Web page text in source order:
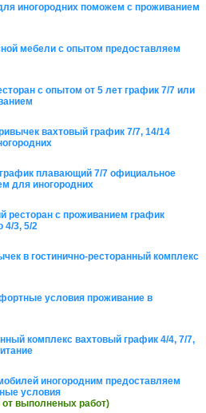
иногородних поможем с проживанием
мебели с опытом предоставляем
с опытом от 5 лет график 7/7 или
вахтовый график 7/7, 14/14
плавающий 7/7 официальное
для иногородних
ресторан с проживанием график
4/3, 5/2
в гостинично-ресторанный комплекс
условия проживание в
комплекс вахтовый график 4/4, 7/7,
иногородним предоставляем
условия
от выполненых работ)